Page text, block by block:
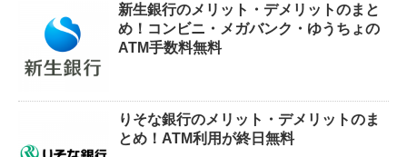
新生銀行のメリット・デメリットのまと
め！コンビニ・メガバンク・ゆうちょの
ATM手数料無料
りそな銀行のメリット・デメリットのま
とめ！ATM利用が終日無料